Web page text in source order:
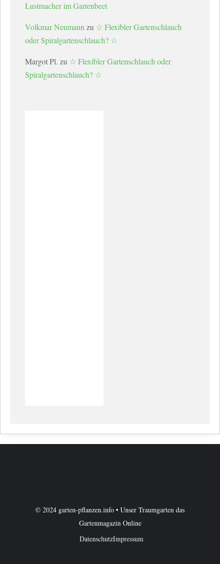
Lustmacher im Gartenbeet
Volkmar Neumannzu ☆ Flexibler Gartenschlauch
oder Spiralgartenschlauch? ☆
Margot Pl. zu ☆ Flexibler Gartenschlauch oder
Spiralgartenschlauch? ☆
© 2024 garten-pflanzen.info • Unser Traumgarten das
Gartenmagazin Online
DatenschutzImpressum